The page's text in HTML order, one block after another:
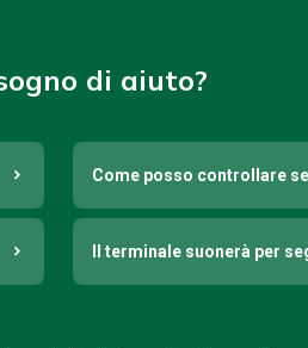
di aiuto?
Come posso controllare
Il terminale suonerà per